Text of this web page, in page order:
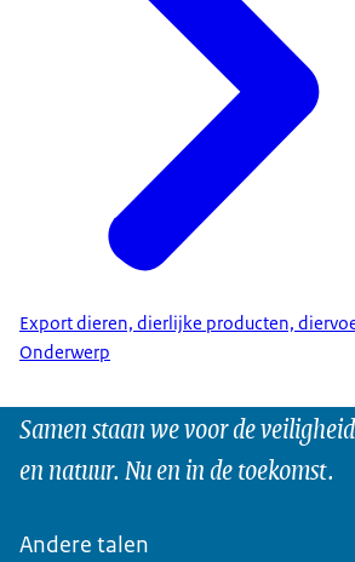
Export dieren, dierlijke producten,
Onderwerp
Samen staan we voor de
en natuur. Nu en in de toekomst.
Andere talen